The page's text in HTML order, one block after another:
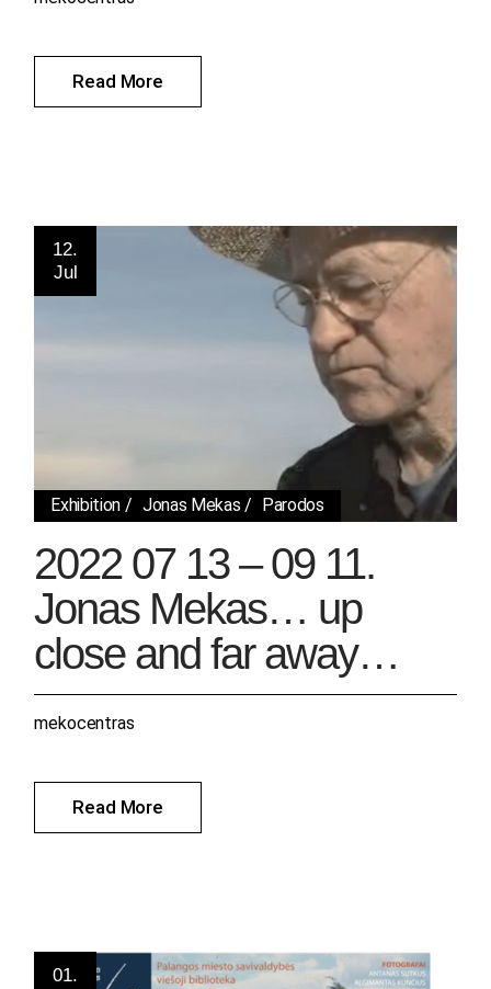
Read More
12.
Jul
Exhibition Jonas Mekas Parodos
2022 07 13 – 09 11.
Jonas Mekas… up
close and far away…
Read More
mekocentras
01.